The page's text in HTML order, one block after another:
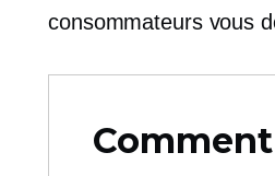
consommateurs vous